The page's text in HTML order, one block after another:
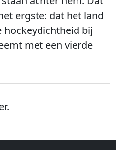
ergste: dat het land
hockeydichtheid bij
met een vierde